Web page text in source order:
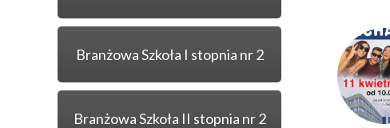
Branżowa Szkoła I stopnia nr 2
Branżowa Szkoła II stopnia nr 2